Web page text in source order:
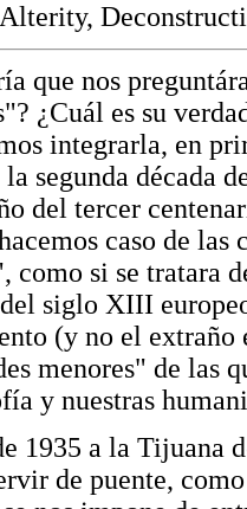
que nos
¿Cuál es su
integrarla, en
segunda década
del tercer
caso de
como si se tratara
siglo XIII
(y no el extraño
menores" de las
y nuestras
1935 a la Tijuana
de puente,